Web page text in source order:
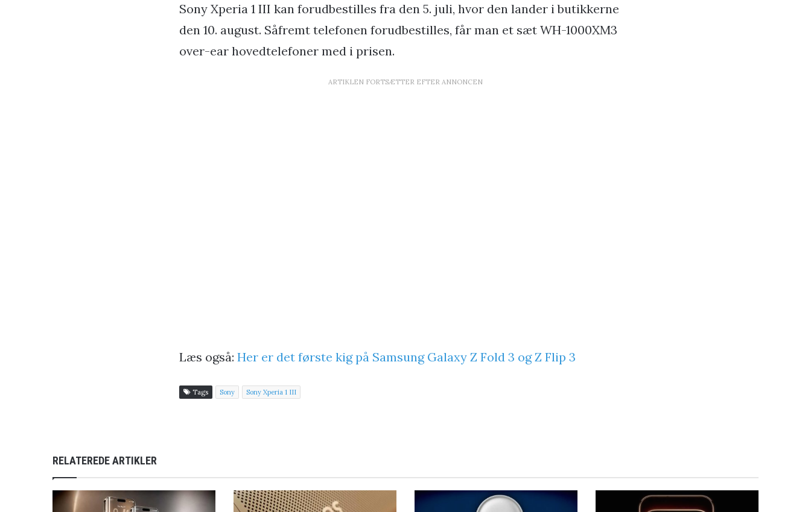
Sony Xperia 1 III kan forudbestilles fra den 5. juli, hvor den lander i butikkerne
den 10. august. Såfremt telefonen forudbestilles, får man et sæt WH-1000XM3
over-ear hovedtelefoner med i prisen.
ARTIKLEN FORTSÆTTER EFTER ANNONCEN
Læs også: Her er det første kig på Samsung Galaxy Z Fold 3 og Z Flip 3
Tags Sony Sony Xperia 1 III
RELATEREDE ARTIKLER